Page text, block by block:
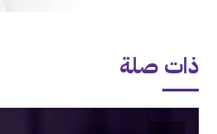
ذات صلة